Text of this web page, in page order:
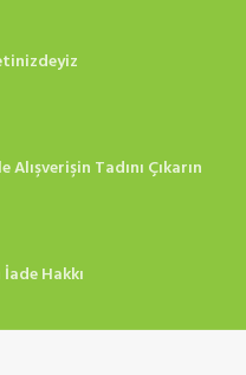
Tadını Çıkarın
Hakkı